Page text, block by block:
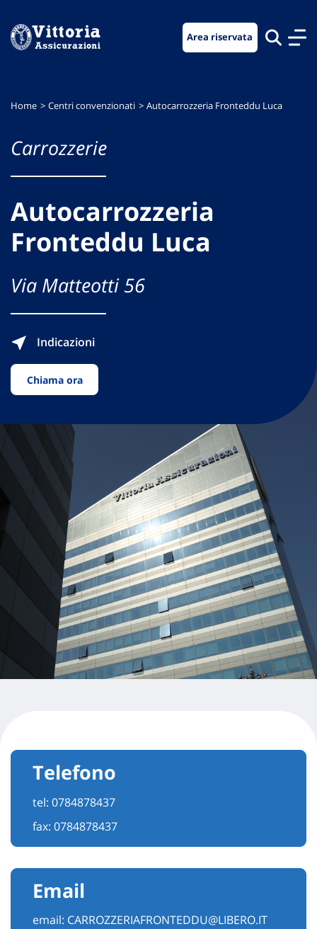
menu
contenuto
footer
Area riservata
Home Centri convenzionati Autocarrozzeria Fronteddu Luca
Carrozzerie
Autocarrozzeria
Fronteddu Luca
Via Matteotti 56
Indicazioni
Chiama ora
Telefono
tel: 0784878437
fax: 0784878437
Email
email: CARROZZERIAFRONTEDDU@LIBERO.IT